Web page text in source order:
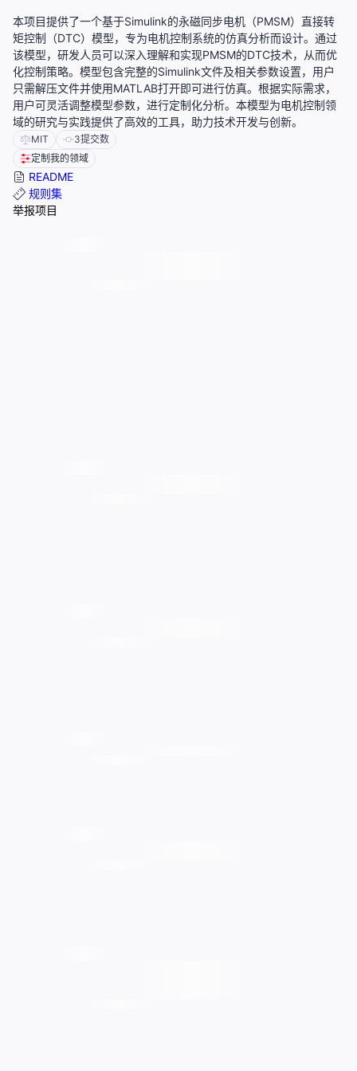
本项目提供了一个基于Simulink的永磁同步电机（PMSM）直接转
矩控制（DTC）模型，专为电机控制系统的仿真分析而设计。通过
该模型，研发人员可以深入理解和实现PMSM的DTC技术，从而优
化控制策略。模型包含完整的Simulink文件及相关参数设置，用户
只需解压文件并使用MATLAB打开即可进行仿真。根据实际需求，
用户可灵活调整模型参数，进行定制化分析。本模型为电机控制领
域的研究与实践提供了高效的工具，助力技术开发与创新。
MIT 3提交数
定制我的领域
README
规则集
举报项目